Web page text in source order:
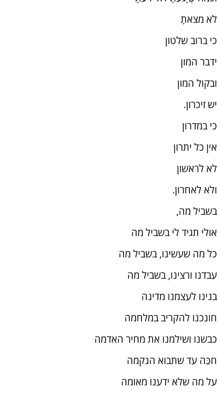
לא מצאתָ
כי ברוב שלטון
ידבר המון
ובקול המון
יש זיכרון.
כי במדרון
אין כל יתרון
לא לראשון
ולא לאחרון.
בשביל מה,
אולי תגיד לי בשביל מה
כל מה שעשינו, בשביל מה
עבדנו ורצינו, בשביל מה
בנינו לעצמנו מדינה
חונכנו להקריב במלחמה
כבשנו ושילמנו את מחיר האדמה
חכֵּה עד שתבוא הנקמה
על מה שלא ידענו מאומה